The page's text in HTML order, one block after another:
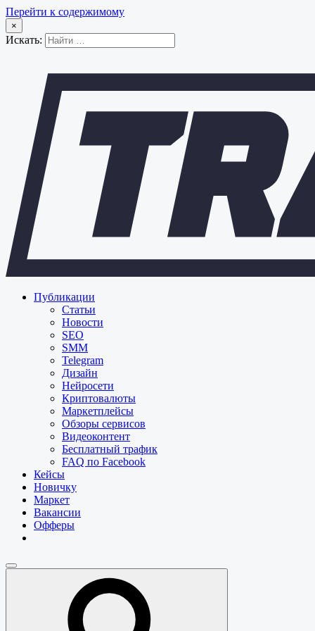
Перейти к содержимому
×
Искать:
Публикации
Статьи
Новости
SEO
SMM
Telegram
Дизайн
Нейросети
Криптовалюты
Маркетплейсы
Обзоры сервисов
Видеоконтент
Бесплатный трафик
FAQ по Facebook
Кейсы
Новичку
Маркет
Вакансии
Офферы